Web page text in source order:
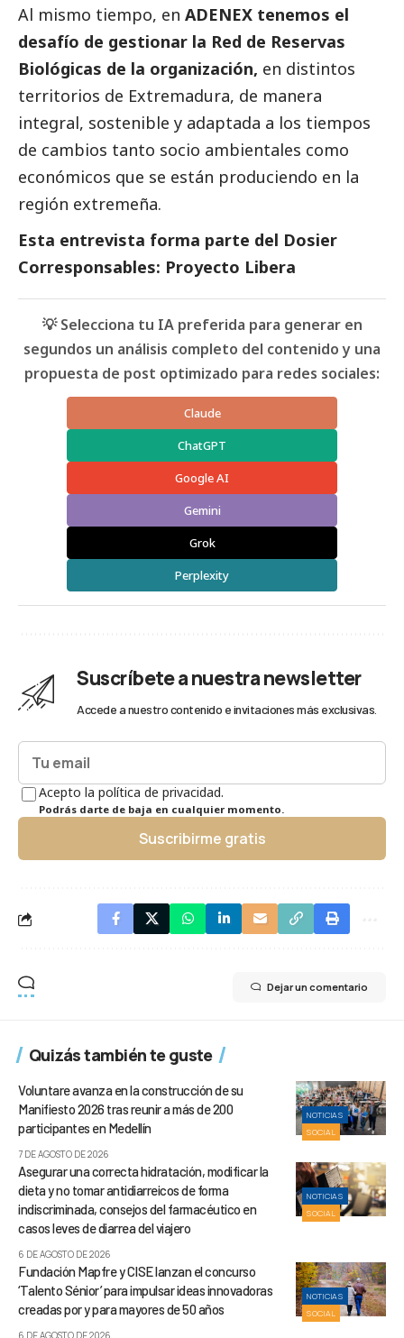
Al mismo tiempo, en ADENEX tenemos el
desafío de gestionar la Red de Reservas
Biológicas de la organización, en distintos
territorios de Extremadura, de manera
integral, sostenible y adaptada a los tiempos
de cambios tanto socio ambientales como
económicos que se están produciendo en la
región extremeña.
Esta entrevista forma parte del Dosier
Corresponsables: Proyecto Libera
💡 Selecciona tu IA preferida para generar en
segundos un análisis completo del contenido y una
propuesta de post optimizado para redes sociales:
Claude
ChatGPT
Google AI
Gemini
Grok
Perplexity
Suscríbete a nuestra newsletter
Accede a nuestro contenido e invitaciones más exclusivas.
Acepto la política de privacidad.
Podrás darte de baja en cualquier momento.
Suscribirme gratis
Dejar un comentario
Quizás también te guste
NOTICIAS
SOCIAL
Voluntare avanza en la construcción de su
Manifiesto 2026 tras reunir a más de 200
participantes en Medellín
7 DE AGOSTO DE 2026
NOTICIAS
SOCIAL
Asegurar una correcta hidratación, modificar la
dieta y no tomar antidiarreicos de forma
indiscriminada, consejos del farmacéutico en
casos leves de diarrea del viajero
6 DE AGOSTO DE 2026
NOTICIAS
SOCIAL
Fundación Mapfre y CISE lanzan el concurso
‘Talento Sénior’ para impulsar ideas innovadoras
creadas por y para mayores de 50 años
6 DE AGOSTO DE 2026